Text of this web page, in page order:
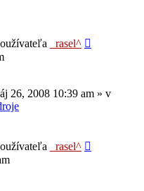
_rasel^
26, 2008 10:39 am » v
_rasel^